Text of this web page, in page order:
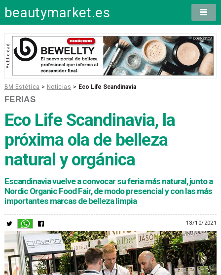
beautymarket.es
BM Estética > Noticias > Eco Life Scandinavia
FERIAS
Eco Life Scandinavia, la
próxima ola de belleza
natural y orgánica
Escandinavia vuelve a convocar su feria más natural, junto a
Nordic Organic Food Fair, de modo presencial y con las más
importantes marcas de belleza limpia
13/10/2021